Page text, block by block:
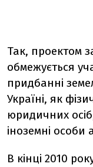
Так, проектом
обмежується
придбанні
Україні, як
юридичних
іноземні особи
В кінці 2010